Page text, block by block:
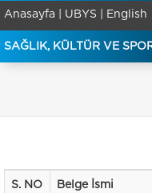
Anasayfa | UBYS | English
SAĞLIK, KÜLTÜR VE
S. NO Belge İsmi